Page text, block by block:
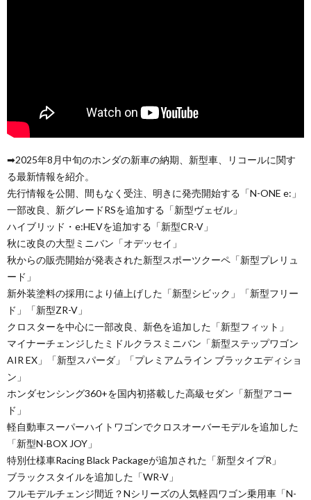
➡︎2025年8月中旬のホンダの新車の納期、新型車、リコールに関す
る最新情報を紹介。
先行情報を公開、間もなく受注、明きに発売開始する「N-ONE e:」
一部改良、新グレードRSを追加する「新型ヴェゼル」
ハイブリッド・e:HEVを追加する「新型CR-V」
秋に改良の大型ミニバン「オデッセイ」
秋からの販売開始が発表された新型スポーツクーペ「新型プレリュ
ード」
新外装塗料の採用により値上げした「新型シビック」「新型フリー
ド」「新型ZR-V」
クロスターを中心に一部改良、新色を追加した「新型フィット」
マイナーチェンジしたミドルクラスミニバン「新型ステップワゴン
AIR EX」「新型スパーダ」「プレミアムライン ブラックエディショ
ン」
ホンダセンシング360+を国内初搭載した高級セダン「新型アコー
ド」
軽自動車スーパーハイトワゴンでクロスオーバーモデルを追加した
「新型N-BOX JOY」
特別仕様車Racing Black Packageが追加された「新型タイプR」
ブラックスタイルを追加した「WR-V」
フルモデルチェンジ間近？Nシリーズの人気軽四ワゴン乗用車「N-